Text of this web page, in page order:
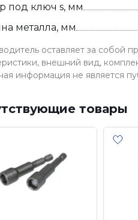
под ключ s, мм
металла, мм
оставляет за собой
внешний вид,
информация не является
товары